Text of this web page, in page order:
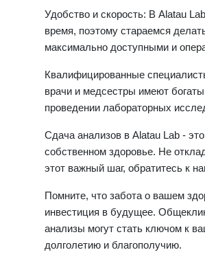
Удобство и скорость: В Alatau
время, поэтому стараемся
максимально доступными и
Квалифицированные
врачи и медсестры имеют
проведении лабораторных
Сдача анализов в Alatau Lab -
собственном здоровье. Не
этот важный шаг, обратитесь к
Помните, что забота о вашем
инвестиция в будущее.
анализы могут стать ключом к
долголетию и благополучию.